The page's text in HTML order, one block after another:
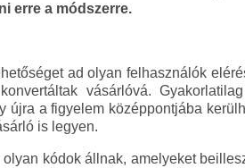
erre a módszerre.
ad olyan felhasználók
vásárlóvá.
újra a figyelem középpontjába
is legyen.
kódok állnak, amelyeket